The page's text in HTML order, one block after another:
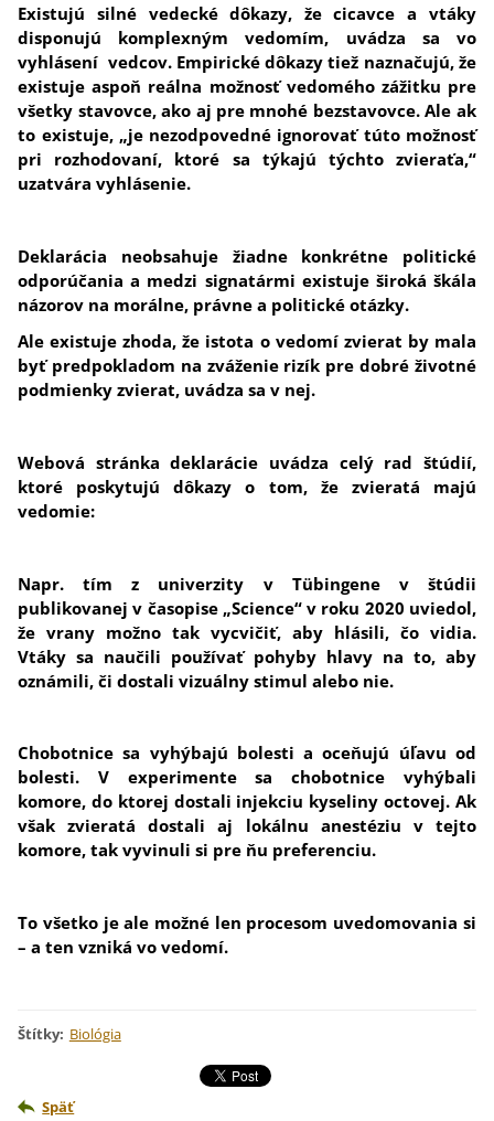
Existujú silné vedecké dôkazy, že cicavce a vtáky
disponujú komplexným vedomím, uvádza sa vo
vyhlásení vedcov. Empirické dôkazy tiež naznačujú, že
existuje aspoň reálna možnosť vedomého zážitku pre
všetky stavovce, ako aj pre mnohé bezstavovce. Ale ak
to existuje, „je nezodpovedné ignorovať túto možnosť
pri rozhodovaní, ktoré sa týkajú týchto zvieraťa,“
uzatvára vyhlásenie.
Deklarácia neobsahuje žiadne konkrétne politické
odporúčania a medzi signatármi existuje široká škála
názorov na morálne, právne a politické otázky.
Ale existuje zhoda, že istota o vedomí zvierat by mala
byť predpokladom na zváženie rizík pre dobré životné
podmienky zvierat, uvádza sa v nej.
Webová stránka deklarácie uvádza celý rad štúdií,
ktoré poskytujú dôkazy o tom, že zvieratá majú
vedomie:
Napr. tím z univerzity v Tübingene v štúdii
publikovanej v časopise „Science“ v roku 2020 uviedol,
že vrany možno tak vycvičiť, aby hlásili, čo vidia.
Vtáky sa naučili používať pohyby hlavy na to, aby
oznámili, či dostali vizuálny stimul alebo nie.
Chobotnice sa vyhýbajú bolesti a oceňujú úľavu od
bolesti. V experimente sa chobotnice vyhýbali
komore, do ktorej dostali injekciu kyseliny octovej. Ak
však zvieratá dostali aj lokálnu anestéziu v tejto
komore, tak vyvinuli si pre ňu preferenciu.
To všetko je ale možné len procesom uvedomovania si
– a ten vzniká vo vedomí.
Štítky: Biológia
Späť